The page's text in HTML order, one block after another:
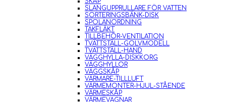
SLANGUPPRULLARE FÖR VATTEN
SORTERINGSBÄNK-DISK
SPOLANORDNING
TAKFLÄKT
TILLBEHÖR-VENTILATION
TVÄTTSTÄLL-GOLVMODELL
TVÄTTSTÄLL-HAND
VÄGGHYLLA-DISKKORG
VÄGGHYLLOR
VÄGGSKÅP
VÄRMARE-TILLLUFT
VÄRMEMONTER-HJUL-STÅENDE
VÄRMESKÅP
VÄRMEVAGNAR